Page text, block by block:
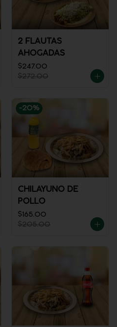
2 FLAUTAS
AHOGADAS
$247.00
$272.00
-20%
CHILAYUNO DE
POLLO
$165.00
$205.00